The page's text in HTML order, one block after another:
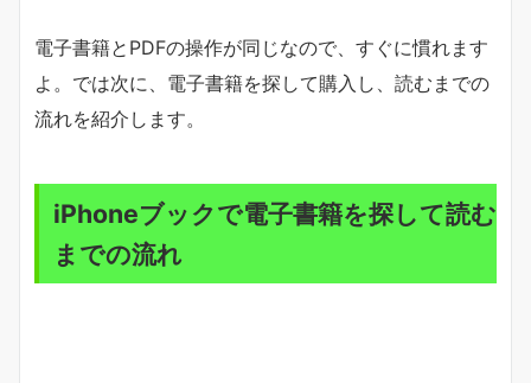
電子書籍とPDFの操作が同じなので、すぐに慣れます
よ。では次に、電子書籍を探して購入し、読むまでの
流れを紹介します。
iPhoneブックで電子書籍を探して読む
までの流れ